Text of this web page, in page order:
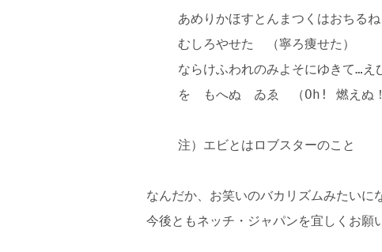
あめりかほすとんまつくはおちる
むしろやせた （寧ろ痩せた）
ならけふわれのみよそにゆきて…
を もへぬ ゐゑ （Oh! 燃えぬ
注）エビとはロブスターのこと
なんだか、お笑いのバカリズムみたいに
今後ともネッチ・ジャパンを宜しくお願